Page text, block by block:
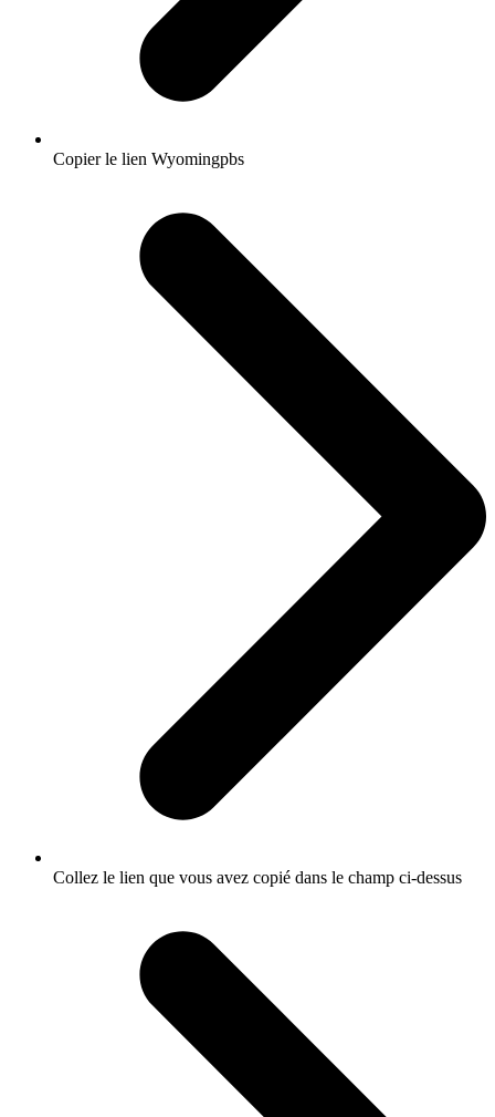
Copier le lien Wyomingpbs
Collez le lien que vous avez copié dans le champ ci-dessus